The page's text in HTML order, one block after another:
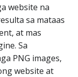
website na
sa mataas
at mas
Sa
PNG images,
website at